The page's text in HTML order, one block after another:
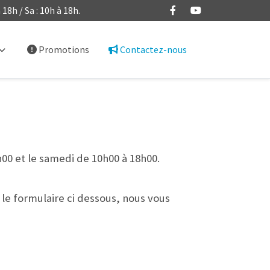
18h / Sa : 10h à 18h.
Promotions Contactez-nous
et le samedi de 10h00 à 18h00.
formulaire ci dessous, nous vous